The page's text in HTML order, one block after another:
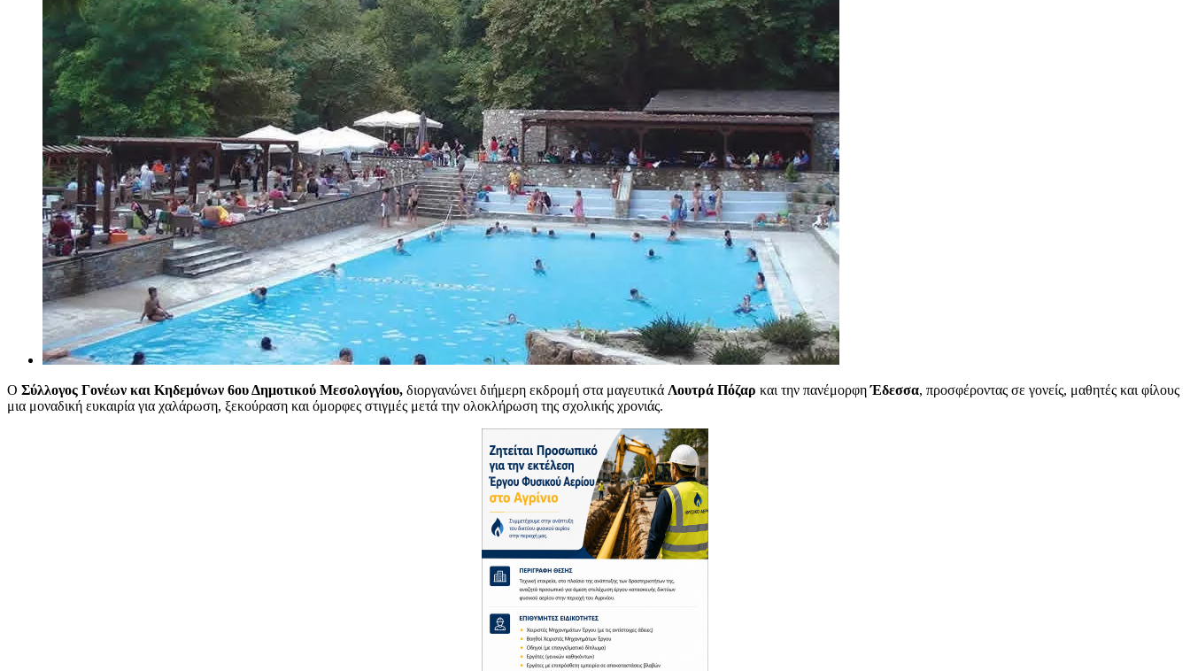
Ο Σύλλογος Γονέων και Κηδεμόνων 6ου Δημοτικού Μεσολογγίου, διοργανώνει διήμερη εκδρομή στα μαγευτικά Λουτρά Πόζαρ και την πανέμορφηΈδεσσα, προσφέροντας σε γονείς, μαθητές και φίλους
μια μοναδική ευκαιρία για χαλάρωση, ξεκούραση και όμορφες στιγμές μετά την ολοκλήρωση της σχολικής χρονιάς.